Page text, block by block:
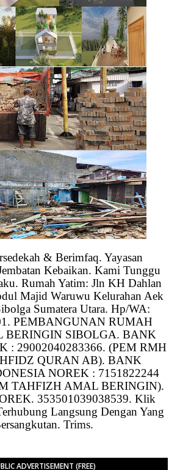
& Berimfaq. Yayasan
Kebaikan. Kami Tunggu
Rumah Yatim: Jln KH Dahlan
Majid Waruwu Kelurahan Aek
Sumatera Utara. Hp/WA:
PEMBANGUNAN RUMAH
BERINGIN SIBOLGA. BANK
: 29002040283366. (PEM RMH
QURAN AB). BANK
NOREK : 7151822244
TAHFIZH AMAL BERINGIN).
353501039038539. Klik
Langsung Dengan Yang
Trims.
ADVERTISEMENT (FREE)